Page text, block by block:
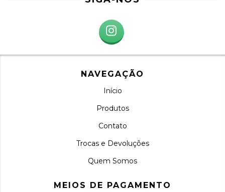
NAVEGAÇÃO
Início
Produtos
Contato
Trocas e Devoluções
Quem Somos
MEIOS DE PAGAMENTO